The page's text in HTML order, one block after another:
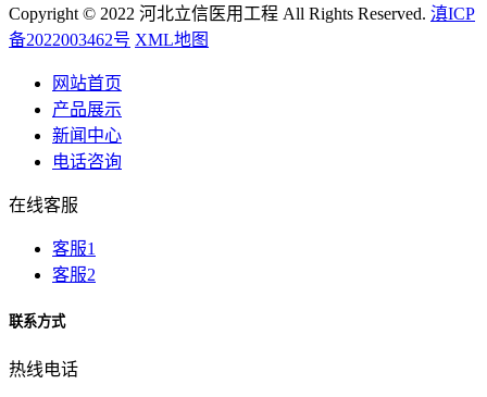
Copyright © 2022 河北立信医用工程 All Rights Reserved. 滇ICP
备2022003462号 XML地图
网站首页
产品展示
新闻中心
电话咨询
在线客服
客服1
客服2
联系方式
热线电话